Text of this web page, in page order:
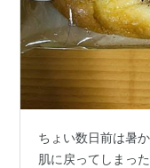
ちょい数日前は暑
肌に戻ってしまっ